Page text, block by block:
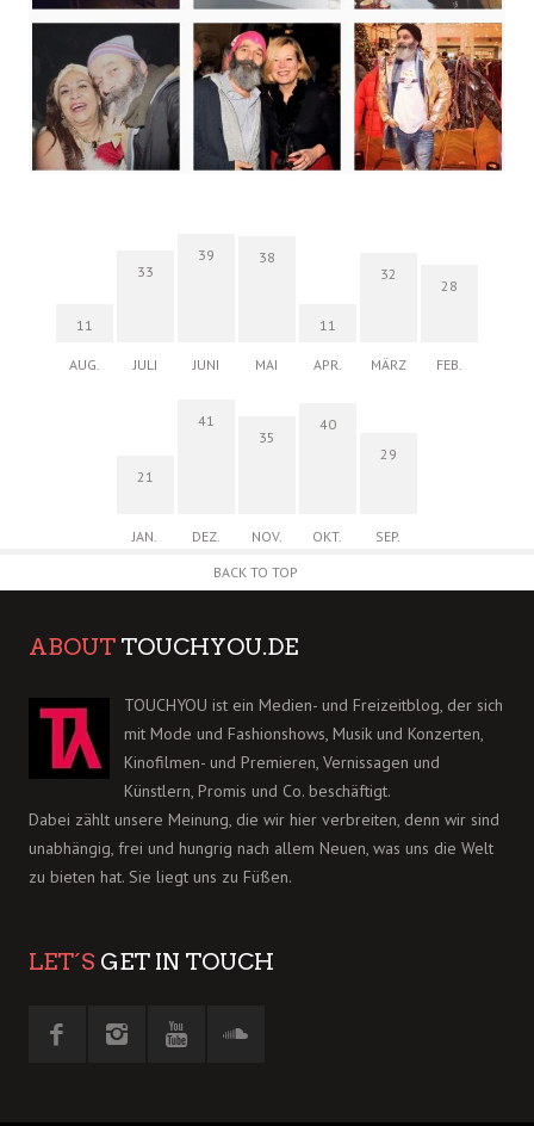
11
AUG.
33
JULI
39
JUNI
38
MAI
11
APR.
32
MÄRZ
28
FEB.
21
JAN.
41
DEZ.
35
NOV.
40
OKT.
29
SEP.
BACK TO TOP
ABOUT TOUCHYOU.DE
TOUCHYOU ist ein Medien- und Freizeitblog, der sich
mit Mode und Fashionshows, Musik und Konzerten,
Kinofilmen- und Premieren, Vernissagen und
Künstlern, Promis und Co. beschäftigt.
Dabei zählt unsere Meinung, die wir hier verbreiten, denn wir sind
unabhängig, frei und hungrig nach allem Neuen, was uns die Welt
zu bieten hat. Sie liegt uns zu Füßen.
LET´S GET IN TOUCH